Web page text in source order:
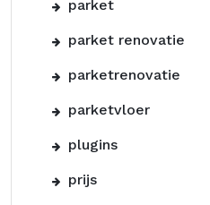
parket
parket renovatie
parketrenovatie
parketvloer
plugins
prijs